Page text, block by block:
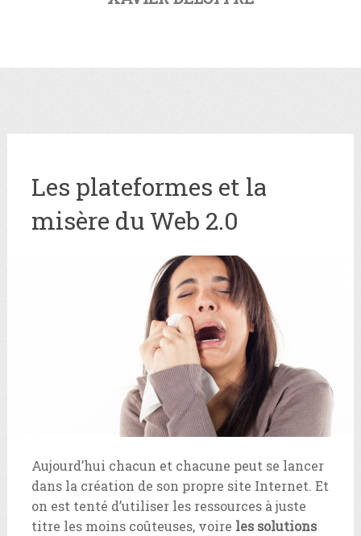
Les plateformes et la
misère du Web 2.0
Aujourd’hui chacun et chacune peut se lancer
dans la création de son propre site Internet. Et
on est tenté d’utiliser les ressources à juste
titre les moins coûteuses, voire les solutions